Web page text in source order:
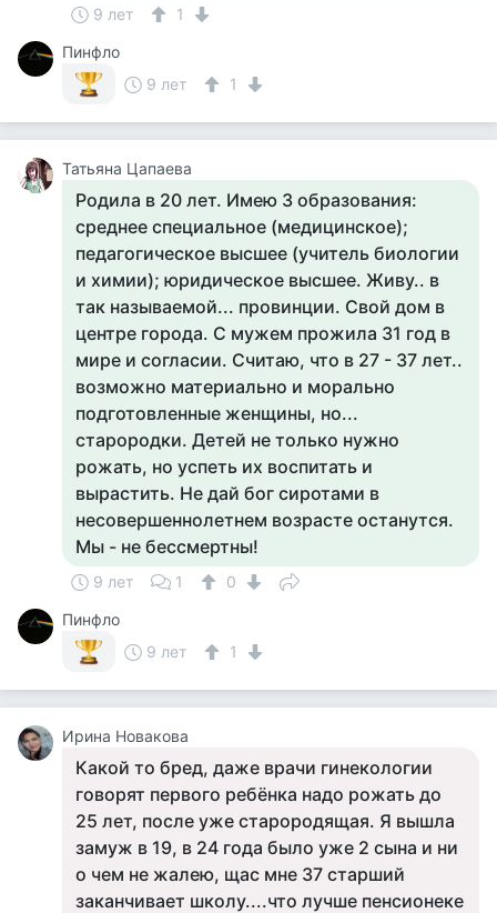
9 лет
1
Пинфло
9 лет
1
Татьяна Цапаева
Родила в 20 лет. Имею 3 образования:
среднее специальное (медицинское);
педагогическое высшее (учитель биологии
и химии); юридическое высшее. Живу.. в
так называемой... провинции. Свой дом в
центре города. С мужем прожила 31 год в
мире и согласии. Считаю, что в 27 - 37 лет..
возможно материально и морально
подготовленные женщины, но...
старородки. Детей не только нужно
рожать, но успеть их воспитать и
вырастить. Не дай бог сиротами в
несовершеннолетнем возрасте останутся.
Мы - не бессмертны!
9 лет 1
0
Пинфло
9 лет
1
Ирина Новакова
Какой то бред, даже врачи гинекологии
говорят первого ребёнка надо рожать до
25 лет, после уже старородящая. Я вышла
замуж в 19, в 24 года было уже 2 сына и ни
о чем не жалею, щас мне 37 старший
заканчивает школу....что лучше пенсионеке